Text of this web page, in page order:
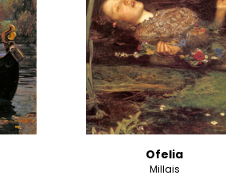
Ofelia
Millais